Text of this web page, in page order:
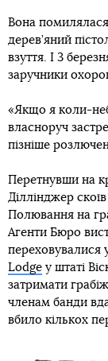
Вона
дерев’яний
взуття. І 3
заручники
«Якщо я коли-
власноруч
пізніше
Перетнувши на
Діллінджер
Полювання на
Агенти Бюро
переховувалися
Lodge у штаті
затримати
членам банди
вбило кількох